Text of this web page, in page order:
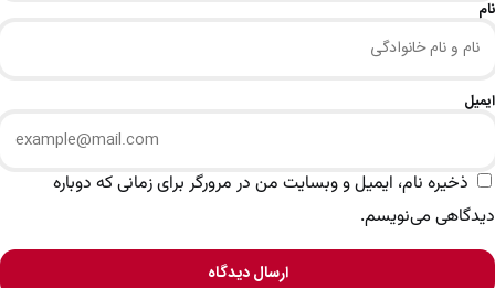
نام
ایمیل
ذخیره نام، ایمیل و وبسایت من در مرورگر برای زمانی که دوباره
دیدگاهی می‌نویسم.
ارسال دیدگاه